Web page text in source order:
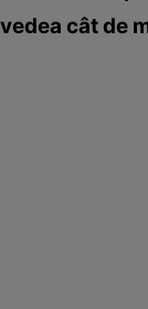
vedea cât de